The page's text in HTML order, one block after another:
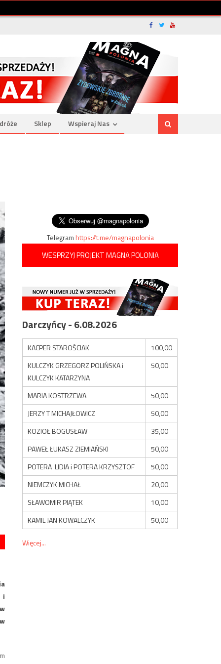
Sklep Wspieraj Nas
i
Telegramhttps://t.me/magnapolonia
WESPRZYJ PROJEKT MAGNA POLONIA
Darczyńcy - 6.08.2026
KACPER STAROŚCIAK
100,00
KULCZYK GRZEGORZ POLIŃSKA i
KULCZYK KATARZYNA
50,00
MARIA KOSTRZEWA
50,00
JERZY T MICHAJŁOWICZ
50,00
KOZIOŁ BOGUSŁAW
35,00
PAWEŁ ŁUKASZ ZIEMIAŃSKI
50,00
POTERA LIDIA i POTERA KRZYSZTOF
50,00
NIEMCZYK MICHAŁ
20,00
SŁAWOMIR PIĄTEK
10,00
KAMIL JAN KOWALCZYK
50,00
Więcej...